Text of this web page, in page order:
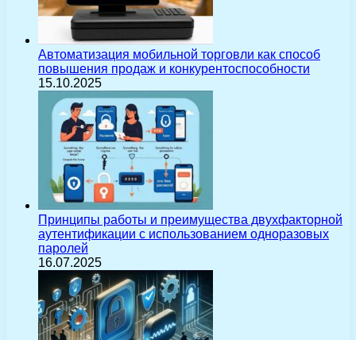
Автоматизация мобильной торговли как способ
повышения продаж и конкурентоспособности
15.10.2025
Принципы работы и преимущества двухфакторной
аутентификации с использованием одноразовых
паролей
16.07.2025